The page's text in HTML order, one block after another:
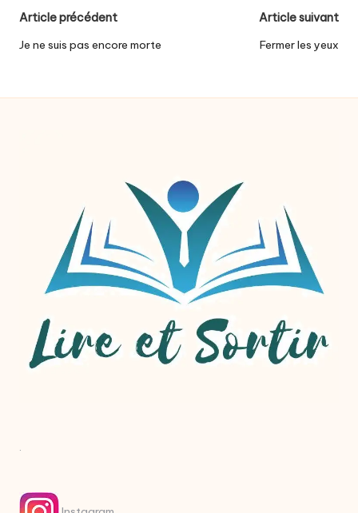
Post
navigation
Article précédent
Je ne suis pas encore morte
Article suivant
Fermer les yeux
.